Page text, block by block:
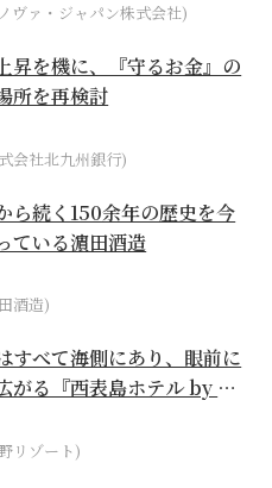
ヴァ・ジャパン株式会社)
昇を機に、『守るお金』の
所を再検討
会社北九州銀行)
ら続く150余年の歴史を今
ている濵田酒造
酒造)
すべて海側にあり、眼前に
がる『西表島ホテル by 星
リゾート)